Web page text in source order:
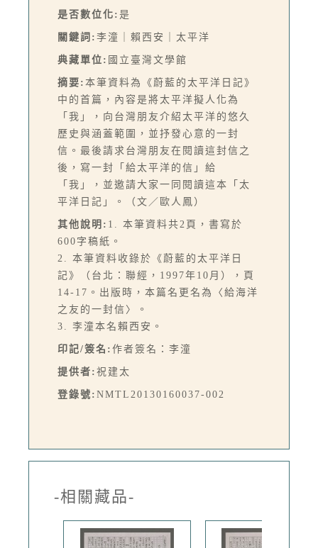
是否數位化: 是
關鍵詞: 李潼｜賴西安｜太平洋
典藏單位: 國立臺灣文學館
摘要: 本筆資料為《蔚藍的太平洋日記》
中的首篇，內容是將太平洋擬人化為
「我」，向台灣朋友介紹太平洋的悠久
歷史與涵蓋範圍，並抒發心意的一封
信。最後請求台灣朋友在閱讀這封信之
後，寫一封「給太平洋的信」給
「我」，並邀請大家一同閱讀這本「太
平洋日記」。（文／歐人鳳）
其他說明: 1. 本筆資料共2頁，書寫於
600字稿紙。
2. 本筆資料收錄於《蔚藍的太平洋日
記》（台北：聯經，1997年10月），頁
14-17。出版時，本篇名更名為〈給海洋
之友的一封信〉。
3. 李潼本名賴西安。
印記/簽名: 作者簽名：李潼
提供者: 祝建太
登錄號: NMTL20130160037-002
-相關藏品-